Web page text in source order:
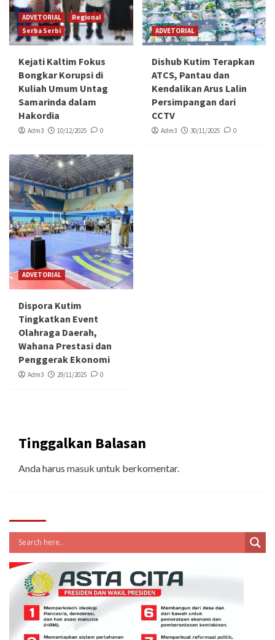
ADVETORIAL
Regional
Serba Serbi
Kejati Kaltim Fokus
Bongkar Korupsi di
Kuliah Umum Untag
Samarinda dalam
Hakordia
Adm3 10/12/2025 0
ADVETORIAL
Dishub Kutim Terapkan
ATCS, Pantau dan
Kendalikan Arus Lalin
Persimpangan dari
CCTV
Adm3 30/11/2025 0
ADVETORIAL
Dispora Kutim
Tingkatkan Event
Olahraga Daerah,
Wahana Prestasi dan
Penggerak Ekonomi
Adm3 29/11/2025 0
Tinggalkan Balasan
Anda harus masuk untuk berkomentar.